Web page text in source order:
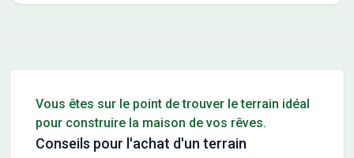
Vous êtes sur le point de trouver le terrain idéal
pour construire la maison de vos rêves.
Conseils pour l'achat d'un terrain